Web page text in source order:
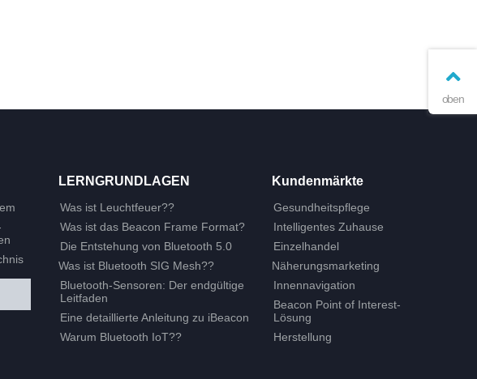
LERNGRUNDLAGEN
Was ist Leuchtfeuer??
Was ist das Beacon Frame Format?
Die Entstehung von Bluetooth 5.0
Was ist Bluetooth SIG Mesh??
Bluetooth-Sensoren: Der endgültige
Leitfaden
Eine detaillierte Anleitung zu iBeacon
Warum Bluetooth IoT??
Kundenmärkte
Gesundheitspflege
Intelligentes Zuhause
Einzelhandel
Näherungsmarketing
Innennavigation
Beacon Point of Interest-
Lösung
Herstellung
oben